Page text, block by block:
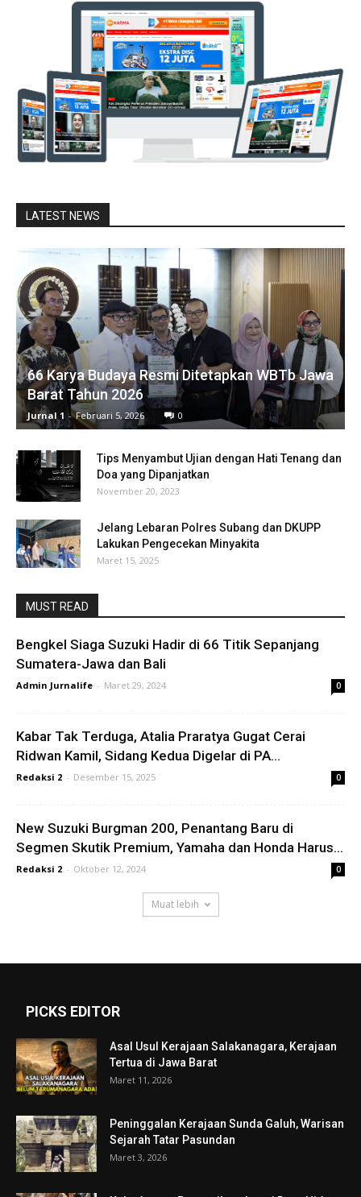
LATEST NEWS
66 Karya Budaya Resmi Ditetapkan WBTb Jawa
Barat Tahun 2026
Jurnal 1 - Februari 5, 2026 0
Tips Menyambut Ujian dengan Hati Tenang dan
Doa yang Dipanjatkan
November 20, 2023
Jelang Lebaran Polres Subang dan DKUPP
Lakukan Pengecekan Minyakita
Maret 15, 2025
MUST READ
Bengkel Siaga Suzuki Hadir di 66 Titik Sepanjang
Sumatera-Jawa dan Bali
Admin Jurnalife - Maret 29, 2024 0
Kabar Tak Terduga, Atalia Praratya Gugat Cerai
Ridwan Kamil, Sidang Kedua Digelar di PA...
Redaksi 2 - Desember 15, 2025 0
New Suzuki Burgman 200, Penantang Baru di
Segmen Skutik Premium, Yamaha dan Honda Harus...
Redaksi 2 - Oktober 12, 2024 0
Muat lebih
PICKS EDITOR
Asal Usul Kerajaan Salakanagara, Kerajaan
Tertua di Jawa Barat
Maret 11, 2026
Peninggalan Kerajaan Sunda Galuh, Warisan
Sejarah Tatar Pasundan
Maret 3, 2026